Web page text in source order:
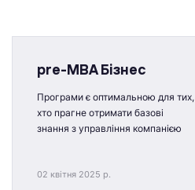
pre-MBA Бізнес
Програми є оптимальною для тих,
хто прагне отримати базові
знання з управління компанією
02 квітня 2025 р.